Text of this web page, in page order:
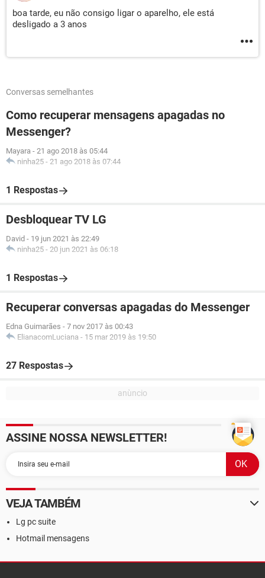
boa tarde, eu não consigo ligar o aparelho, ele está
desligado a 3 anos
Conversas semelhantes
Como recuperar mensagens apagadas no
Messenger?
Mayara - 21 ago 2018 às 05:44
ninha25 - 21 ago 2018 às 07:44
1 Respostas
Desbloquear TV LG
David - 19 jun 2021 às 22:49
ninha25 - 20 jun 2021 às 06:18
1 Respostas
Recuperar conversas apagadas do Messenger
Edna Guimarães - 7 nov 2017 às 00:43
ElianacomLuciana - 15 mar 2019 às 19:50
27 Respostas
ASSINE NOSSA NEWSLETTER!
VEJA TAMBÉM
Lg pc suite
Hotmail mensagens